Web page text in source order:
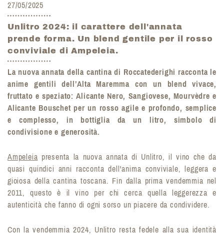
27/05/2025
Unlitro 2024: il carattere dell'annata
prende forma. Un blend gentile per il rosso
conviviale di Ampeleia.
La nuova annata della cantina di Roccatederighi racconta le
anime gentili dell’Alta Maremma con un blend vivace,
fruttato e speziato: Alicante Nero, Sangiovese, Mourvèdre e
Alicante Bouschet per un rosso agile e profondo, semplice
e complesso, in bottiglia da un litro, simbolo di
condivisione e generosità.
Ampeleia presenta la nuova annata di Unlitro, il vino che da
quasi quindici anni racconta dell'anima conviviale, leggera e
gioiosa della cantina toscana. Fin dalla prima vendemmia nel
2011, questo è il vino per chi cerca quella leggerezza e
autenticità che fanno di ogni sorso un piacere da condividere.
Con la vendemmia 2024, Unlitro resta fedele alla sua identità